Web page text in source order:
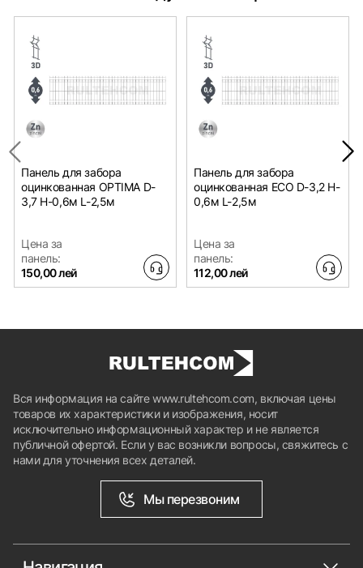
Панель для забора
оцинкованная OPTIMA D-
3,7 H-0,6м L-2,5м
Цена за
панель:
150,00 лей
Панель для забора
оцинкованная ECO D-3,2 H-
0,6м L-2,5м
Цена за
панель:
112,00 лей
Вся информация на сайте www.rultehcom.com, включая цены
товаров их характеристики и изображения, носит
исключительно информационный характер и не является
публичной офертой. Если у вас возникли вопросы, свяжитесь с
нами для уточнения всех деталей.
Мы перезвоним